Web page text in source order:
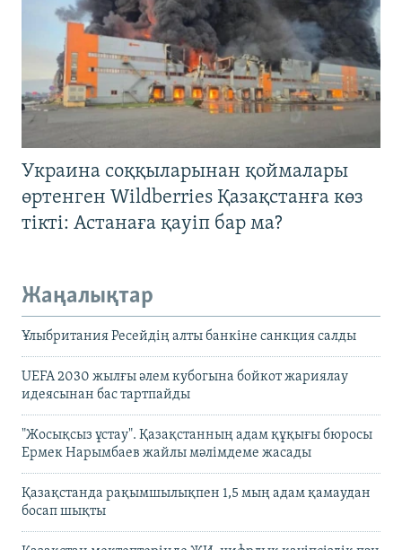
Украина соққыларынан қоймалары
өртенген Wildberries Қазақстанға көз
тікті: Астанаға қауіп бар ма?
Жаңалықтар
Ұлыбритания Ресейдің алты банкіне санкция салды
UEFA 2030 жылғы әлем кубогына бойкот жариялау
идеясынан бас тартпайды
"Жосықсыз ұстау". Қазақстанның адам құқығы бюросы
Ермек Нарымбаев жайлы мәлімдеме жасады
Қазақстанда рақымшылықпен 1,5 мың адам қамаудан
босап шықты